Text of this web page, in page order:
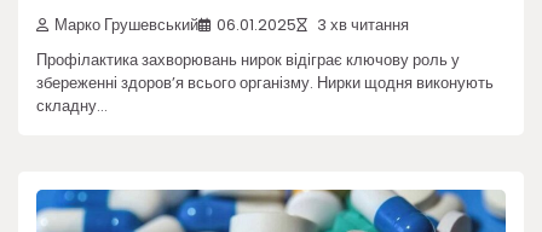
Марко Грушевський 06.01.2025 3 хв читання
Профілактика захворювань нирок відіграє ключову роль у
збереженні здоров’я всього організму. Нирки щодня виконують
складну…